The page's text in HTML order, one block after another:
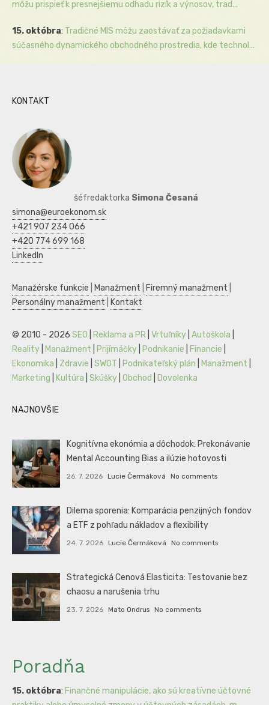
môžu prispieť k presnejšiemu odhadu rizík a výnosov, trad...
15. októbra: Tradičné MIS môžu zaostávať za požiadavkami
súčasného dynamického obchodného prostredia, kde technol...
KONTAKT
šéfredaktorka Simona Česaná
simona@euroekonom.sk
+421 907 234 066
+420 774 699 168
LinkedIn
Manažérske funkcie Manažment Firemný manažment
Personálny manažment
Kontakt
© 2010 - 2026 SEO Reklama a PR Vrtuľníky Autoškola
Reality
Manažment Prijímáčky Podnikanie Financie
Ekonomika
Zdravie SWOT Podnikateľský plán Manažment
Marketing
Kultúra Skúšky Obchod Dovolenka
NAJNOVŠIE
Kognitívna ekonómia a dôchodok: Prekonávanie
Mental Accounting Bias a ilúzie hotovosti
26. 7. 2026 Lucie Čermáková No comments
Dilema sporenia: Komparácia penzijných fondov
a ETF z pohľadu nákladov a flexibility
24. 7. 2026 Lucie Čermáková No comments
Strategická Cenová Elasticita: Testovanie bez
chaosu a narušenia trhu
23. 7. 2026 Mato Ondrus No comments
Poradňa
15. októbra: Finančné manipulácie, ako sú kreatívne účtovné